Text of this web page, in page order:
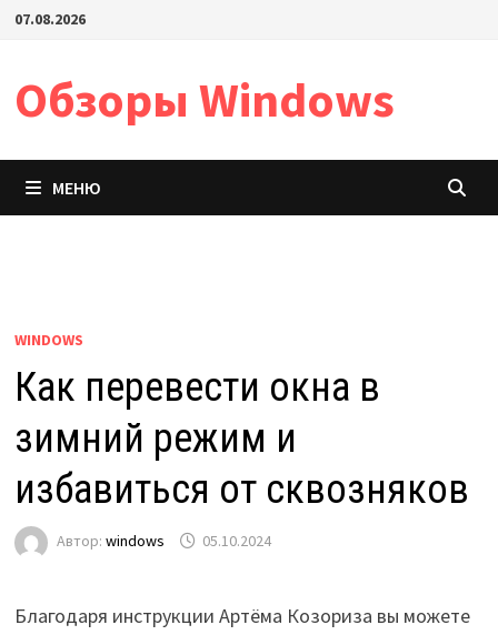
Перейти
содержимому
07.08.2026
Обзоры Windows
МЕНЮ
WINDOWS
Как перевести окна в
зимний режим и
избавиться от сквозняков
Автор: windows 05.10.2024
Благодаря инструкции Артёма Козориза вы можете